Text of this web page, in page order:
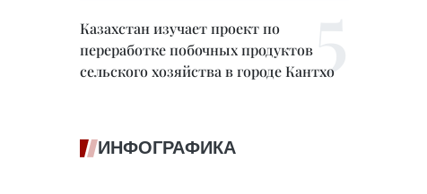
Казахстан изучает проект по
переработке побочных продуктов
сельского хозяйства в городе Кантхо
ИНФОГРАФИКА